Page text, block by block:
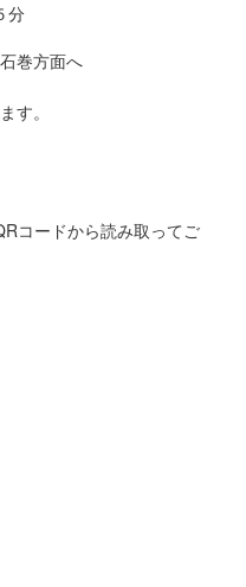
分
巻方面へ
す。
コードから読み取ってご